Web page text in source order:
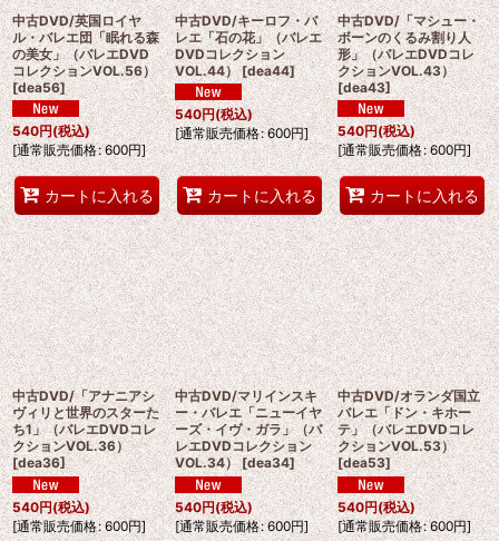
中古DVD/英国ロイヤ
ル・バレエ団「眠れる森
の美女」（バレエDVD
コレクションVOL.56）
[dea56]
540円(税込)
[通常販売価格: 600円]
カートに入れる
中古DVD/キーロフ・バ
レエ「石の花」（バレエ
DVDコレクション
VOL.44） [dea44]
540円(税込)
[通常販売価格: 600円]
カートに入れる
中古DVD/「マシュー・
ボーンのくるみ割り人
形」（バレエDVDコレ
クションVOL.43）
[dea43]
540円(税込)
[通常販売価格: 600円]
カートに入れる
中古DVD/「アナニアシ
ヴィリと世界のスターた
ち1」（バレエDVDコレ
クションVOL.36）
[dea36]
540円(税込)
[通常販売価格: 600円]
中古DVD/マリインスキ
ー・バレエ「ニューイヤ
ーズ・イヴ・ガラ」（バ
レエDVDコレクション
VOL.34） [dea34]
540円(税込)
[通常販売価格: 600円]
中古DVD/オランダ国立
バレエ「ドン・キホー
テ」（バレエDVDコレ
クションVOL.53）
[dea53]
540円(税込)
[通常販売価格: 600円]